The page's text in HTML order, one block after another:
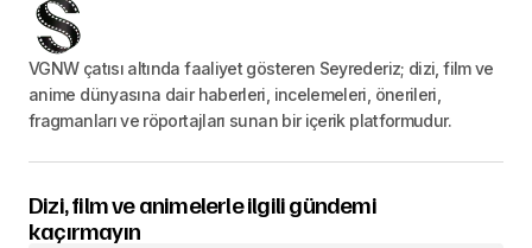
VGNW çatısı altında faaliyet gösteren Seyrederiz; dizi, film ve
anime dünyasına dair haberleri, incelemeleri, önerileri,
fragmanları ve röportajları sunan bir içerik platformudur.
Dizi, film ve animelerle ilgili gündemi
kaçırmayın